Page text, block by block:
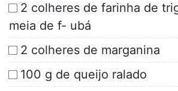
2 colheres de farinha de
meia de f- ubá
2 colheres de marganina
100 g de queijo ralado